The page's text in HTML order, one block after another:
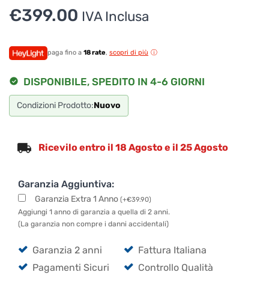
€399.00 IVA Inclusa
paga fino a 18 rate, scopri di più
DISPONIBILE, SPEDITO IN 4-6 GIORNI
Condizioni Prodotto:Nuovo
Ricevilo entro il 18 Agosto e il 25 Agosto
Garanzia Aggiuntiva:
Garanzia Extra 1 Anno (+€39.90)
Aggiungi 1 anno di garanzia a quella di 2 anni.
(La garanzia non compre i danni accidentali)
Garanzia 2 anni
Fattura Italiana
Pagamenti Sicuri
Controllo Qualità